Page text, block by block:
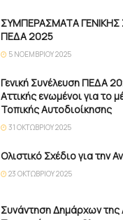
ΣΥΜΠΕΡΑΣΜΑΤΑ ΓΕΝΙΚΗΣ
ΠΕΔΑ 2025
5 ΝΟΕΜΒΡΊΟΥ 2025
Γενική Συνέλευση ΠΕΔΑ
Αττικής ενωμένοι για το
Τοπικής Αυτοδιοίκησης
31 ΟΚΤΩΒΡΊΟΥ 2025
Ολιστικό Σχέδιο για την
23 ΟΚΤΩΒΡΊΟΥ 2025
Συνάντηση Δημάρχων της